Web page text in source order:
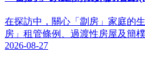
在探訪中，關心「劏房」家庭的
房」租管條例、過渡性房屋及簡
2026-08-27